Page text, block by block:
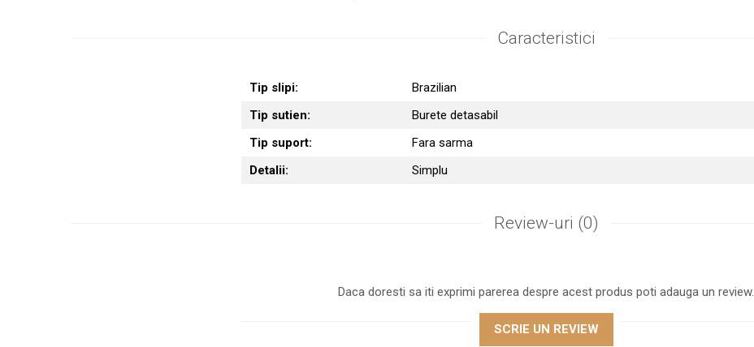
Caracteristici
Tip slipi:
Brazilian
Tip sutien:
Burete detasabil
Tip suport:
Fara sarma
Detalii:
Simplu
Review-uri (0)
Daca doresti sa iti exprimi parerea despre acest produs poti adauga un review.
SCRIE UN REVIEW